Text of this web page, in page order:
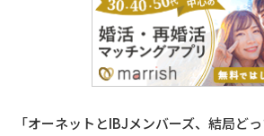
「オーネットとIBJメンバーズ、結局ど